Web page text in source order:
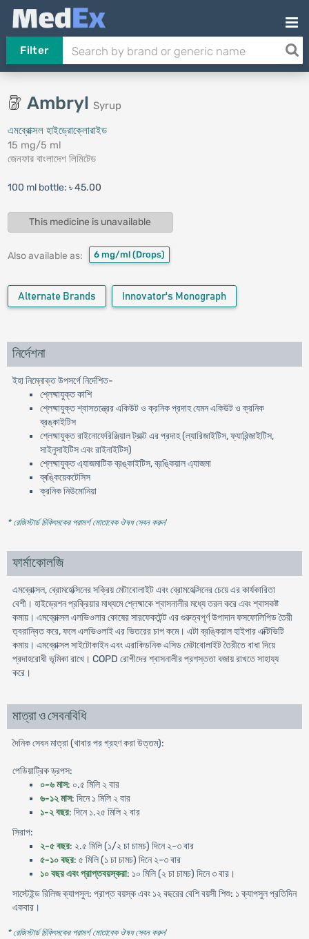
Filter
Ambryl Syrup
এমব্রোক্সল হাইড্রোক্লোরাইড
15 mg/5 ml
জেনফার বাংলাদেশ লিমিটেড
100 ml bottle: ৳ 45.00
This medicine is unavailable
Also available as: 6 mg/ml (Drops)
Alternate Brands Innovator's Monograph
নির্দেশনা
ইহা নিম্নোক্ত উপসর্গে নির্দেশিত-
শ্লেষ্মাযুক্ত কাশি
শ্লেষ্মাযুক্ত শ্বাসতন্ত্রের একিউট ও ক্রনিক প্রদাহ যেমন একিউট ও ক্রনিক
ব্রঙ্কাইটিস
শ্লেষ্মাযুক্ত রাইনোফেরিঞ্জিয়াল ট্রাক্ট এর প্রদাহ (ল্যারিজাইটিস, ফ্যারিন্জাইটিস,
সাইনুসাইটিস এবং রাইনাইটিস)
শ্লেষ্মাযুক্ত এ্যাজমাটিক ব্রঙ্কাইটিস, ব্রঙ্কিয়াল এ্যাজমা
ব্ৰঙ্কিয়েকটেসিস
ক্রনিক নিউমোনিয়া
* রেজিস্টার্ড চিকিৎসকের পরামর্শ মোতাবেক ঔষধ সেবন করুন'
ফার্মাকোলজি
এমব্রোক্সল, ব্রোমহেক্সিনের সক্রিয় মেটাবোলাইট এবং ব্রোমহেক্সিনের চেয়ে এর কার্যকারিতা
বেশী। হাইড্রেশন প্রক্রিয়ার মাধ্যমে শ্লেষ্মাকে শ্বাসনালীর মধ্যে তরল করে এবং শ্বাসকষ্ট
কমায়। এমব্রোক্সল এলভিওলার কোষের সারফেকটেন্ট এর গুরুত্বপূর্ণ উপাদান ফসফোলিপিড তৈরী
ত্বরান্বিত করে, ফলে এলভিওলাই এর ভিতরের চাপ কমে। এটা ব্রঙ্কিয়াল হাইপার এক্টিভিটি
কমায়। এমব্রোক্সল সাইটোকাইন এবং এরাকিডনিক এসিড মেটাবোলাইট তৈরীতে বাধা দিয়ে
প্রদাহরোধী ভূমিকা রাখে। COPD রোগীদের শ্বাসনালীর প্রশস্ততা বজায় রাখতে সাহায্য
করে।
মাত্রা ও সেবনবিধি
দৈনিক সেবন মাত্রা (খাবার পর গ্রহণ করা উত্তম):
পেডিয়াট্রিক ড্রপস:
০-৬ মাস: ০.৫ মিলি ২ বার
৬-১২ মাস: দিনে ১ মিলি ২ বার
১-২ বছর: দিনে ১.২৫ মিলি ২ বার
সিরাপ:
২-৫ বছর: ২.৫ মিলি (১/২ চা চামচ) দিনে ২-৩ বার
৫-১০ বছর: ৫ মিলি (১ চা চামচ) দিনে ২-৩ বার
১০ বছর এবং প্রাপ্তবয়স্করা: ১০ মিলি (২ চা চামচ) দিনে ৩ বার।
সাস্টেইন্ড রিলিজ ক্যাপসুল: প্রাপ্ত বয়স্ক এবং ১২ বছরের বেশি বয়সী শিশু: ১ ক্যাপসুল প্রতিদিন
একবার।
* রেজিস্টার্ড চিকিৎসকের পরামর্শ মোতাবেক ঔষধ সেবন করুন'